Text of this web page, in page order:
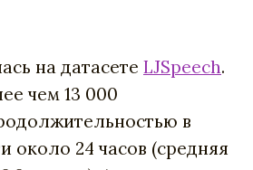
на датасете LJSpeech.
чем 13 000
в
около 24 часов (средняя